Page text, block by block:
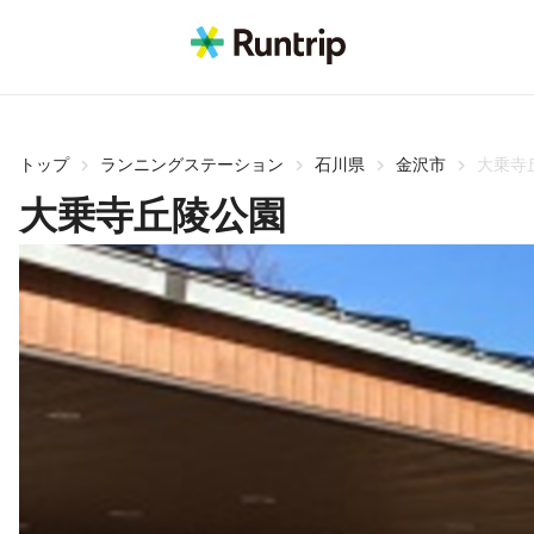
トップ ランニングステーション 石川県 金沢市 大乗寺
大乗寺丘陵公園